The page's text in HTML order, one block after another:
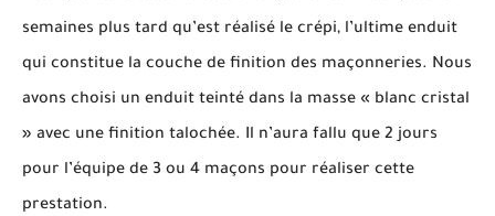
semaines plus tard qu’est réalisé le crépi, l’ultime enduit
qui constitue la couche de finition des maçonneries. Nous
avons choisi un enduit teinté dans la masse « blanc cristal
» avec une finition talochée. Il n’aura fallu que 2 jours
pour l’équipe de 3 ou 4 maçons pour réaliser cette
prestation.